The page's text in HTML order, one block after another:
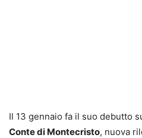
Il 13 gennaio fa il suo debutto
Conte di Montecristo, nuova